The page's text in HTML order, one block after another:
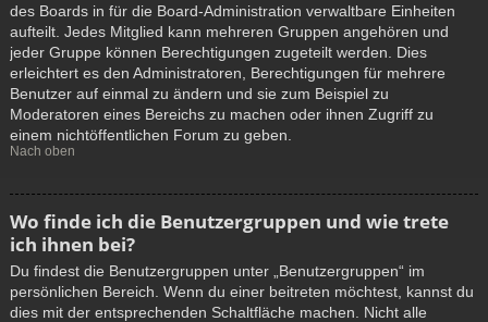
des Boards in für die Board-Administration verwaltbare Einheiten
aufteilt. Jedes Mitglied kann mehreren Gruppen angehören und
jeder Gruppe können Berechtigungen zugeteilt werden. Dies
erleichtert es den Administratoren, Berechtigungen für mehrere
Benutzer auf einmal zu ändern und sie zum Beispiel zu
Moderatoren eines Bereichs zu machen oder ihnen Zugriff zu
einem nichtöffentlichen Forum zu geben.
Nach oben
Wo finde ich die Benutzergruppen und wie trete
ich ihnen bei?
Du findest die Benutzergruppen unter „Benutzergruppen“ im
persönlichen Bereich. Wenn du einer beitreten möchtest, kannst du
dies mit der entsprechenden Schaltfläche machen. Nicht alle